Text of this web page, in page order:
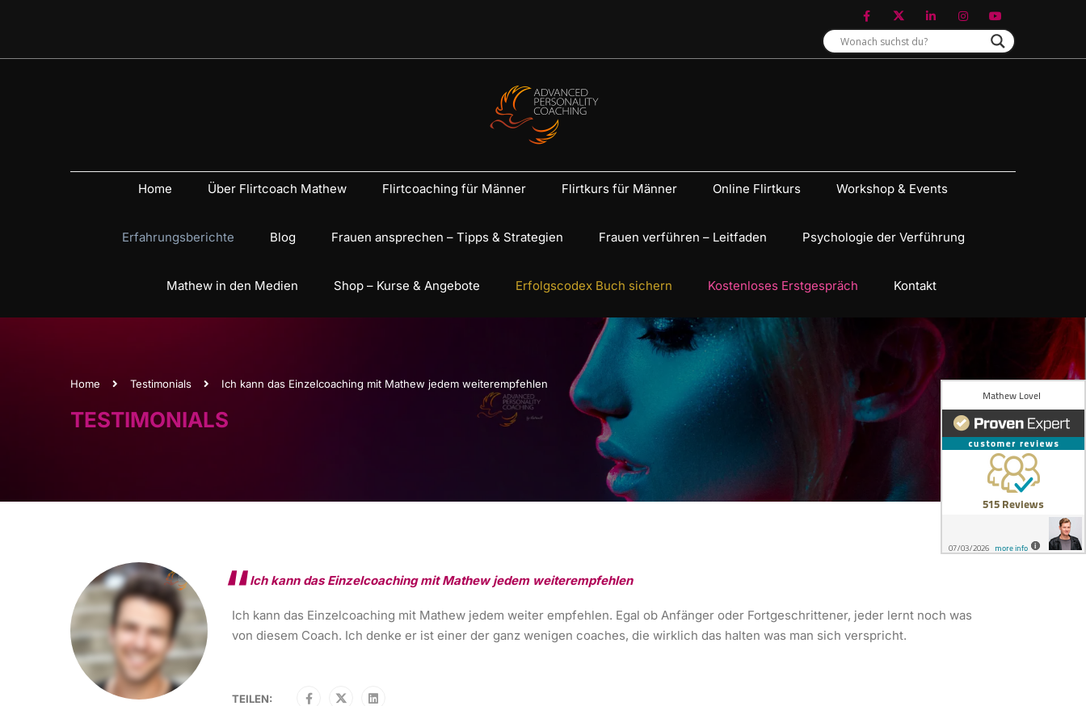
Home Über Flirtcoach Mathew Flirtcoaching für Männer Flirtkurs für Männer Online Flirtkurs Workshop & Events
Erfahrungsberichte Blog Frauen ansprechen – Tipps & Strategien Frauen verführen – Leitfaden Psychologie der Verführung
Mathew in den Medien Shop – Kurse & Angebote Erfolgscodex Buch sichern Kostenloses Erstgespräch Kontakt
Home Testimonials Ich kann das Einzelcoaching mit Mathew jedem weiterempfehlen
TESTIMONIALS
Ich kann das Einzelcoaching mit Mathew jedem weiterempfehlen
Ich kann das Einzelcoaching mit Mathew jedem weiter empfehlen. Egal ob Anfänger oder Fortgeschrittener, jeder lernt noch was
von diesem Coach. Ich denke er ist einer der ganz wenigen coaches, die wirklich das halten was man sich verspricht.
TEILEN: